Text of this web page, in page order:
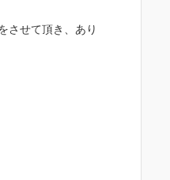
させて頂き、あり